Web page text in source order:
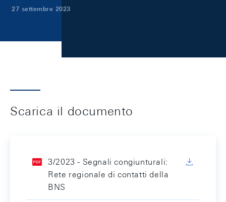
27 settembre 2023
Scarica il documento
3/2023 - Segnali congiunturali:
Rete regionale di contatti della
BNS